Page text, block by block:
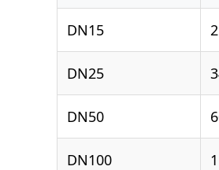
DN15
DN25
DN50
DN100